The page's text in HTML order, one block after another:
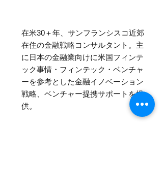
在米30＋年、サンフランシスコ近郊
在住の金融戦略コンサルタント。主
に日本の金融業向けに米国フィンテ
ック事情・フィンテック・ベンチャ
ーを参考とした金融イノベーション
戦略、ベンチャー提携サポートを提
供。